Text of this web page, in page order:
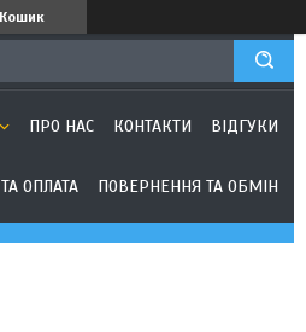
Кошик
ПРО НАС КОНТАКТИ ВІДГУКИ
ОПЛАТА ПОВЕРНЕННЯ ТА ОБМІН